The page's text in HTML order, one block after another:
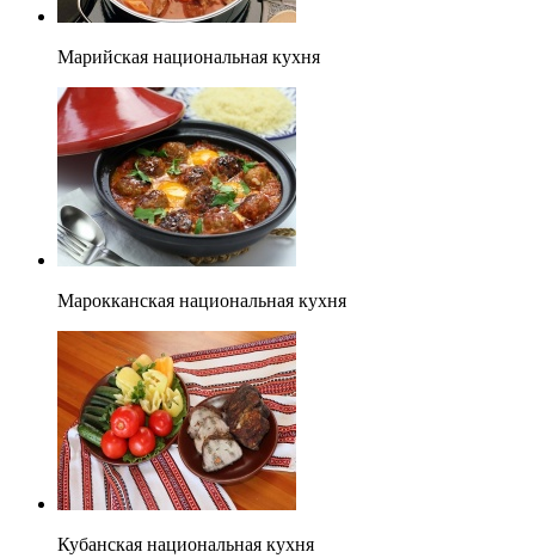
Марийская национальная кухня
Марокканская национальная кухня
Кубанская национальная кухня